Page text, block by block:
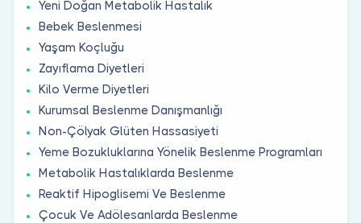
Yeni Doğan Metabolik Hastalık
Bebek Beslenmesi
Yaşam Koçluğu
Zayıflama Diyetleri
Kilo Verme Diyetleri
Kurumsal Beslenme Danışmanlığı
Non-Çölyak Glüten Hassasiyeti
Yeme Bozukluklarına Yönelik Beslenme Programları
Metabolik Hastalıklarda Beslenme
Reaktif Hipoglisemi Ve Beslenme
Çocuk Ve Adölesanlarda Beslenme